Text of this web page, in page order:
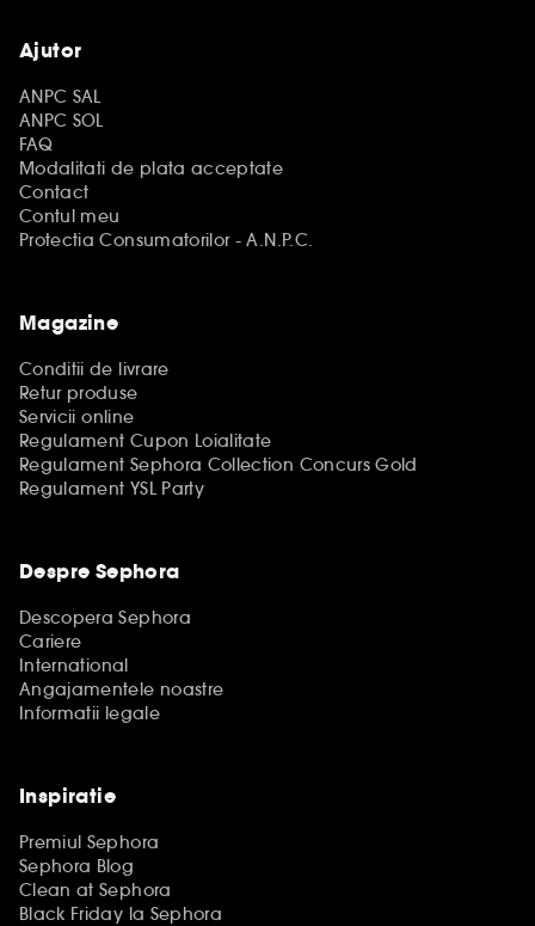
Ajutor
ANPC SAL
ANPC SOL
FAQ
Modalitati de plata acceptate
Contact
Contul meu
Protectia Consumatorilor - A.N.P.C.
Magazine
Conditii de livrare
Retur produse
Servicii online
Regulament Cupon Loialitate
Regulament Sephora Collection Concurs Gold
Regulament YSL Party
Despre Sephora
Descopera Sephora
Cariere
International
Angajamentele noastre
Informatii legale
Inspiratie
Premiul Sephora
Sephora Blog
Clean at Sephora
Black Friday la Sephora